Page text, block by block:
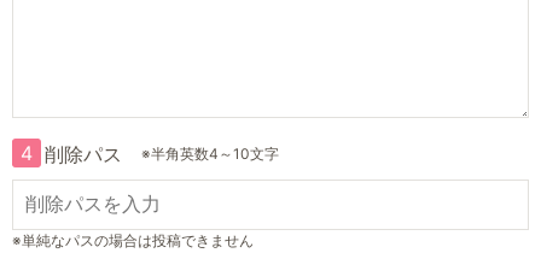
4 削除パス ※半角英数4～10文字
※単純なパスの場合は投稿できません